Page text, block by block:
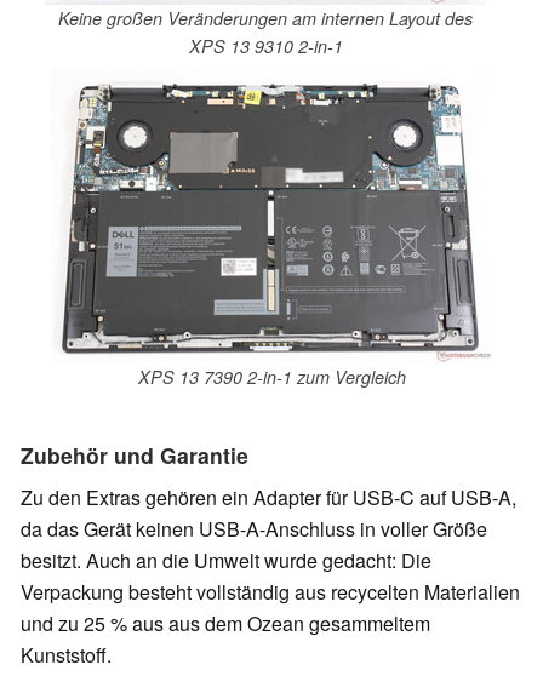
Keine großen Veränderungen am internen Layout des
XPS 13 9310 2-in-1
XPS 13 7390 2-in-1 zum Vergleich
Zubehör und Garantie
Zu den Extras gehören ein Adapter für USB-C auf USB-A,
da das Gerät keinen USB-A-Anschluss in voller Größe
besitzt. Auch an die Umwelt wurde gedacht: Die
Verpackung besteht vollständig aus recycelten Materialien
und zu 25 % aus aus dem Ozean gesammeltem
Kunststoff.